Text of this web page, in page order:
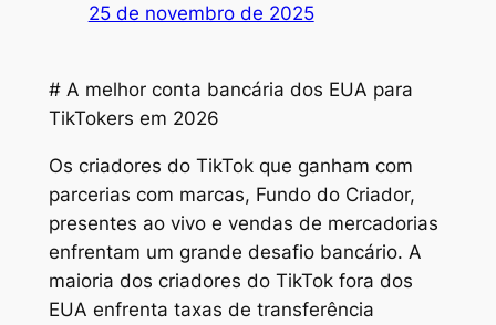
25 de novembro de 2025
# A melhor conta bancária dos EUA para
TikTokers em 2026
Os criadores do TikTok que ganham com
parcerias com marcas, Fundo do Criador,
presentes ao vivo e vendas de mercadorias
enfrentam um grande desafio bancário. A
maioria dos criadores do TikTok fora dos
EUA enfrenta taxas de transferência